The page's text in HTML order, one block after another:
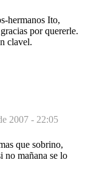
hermanos Ito,
por quererle.
clavel.
2007 - 22:05
que sobrino,
no mañana se lo